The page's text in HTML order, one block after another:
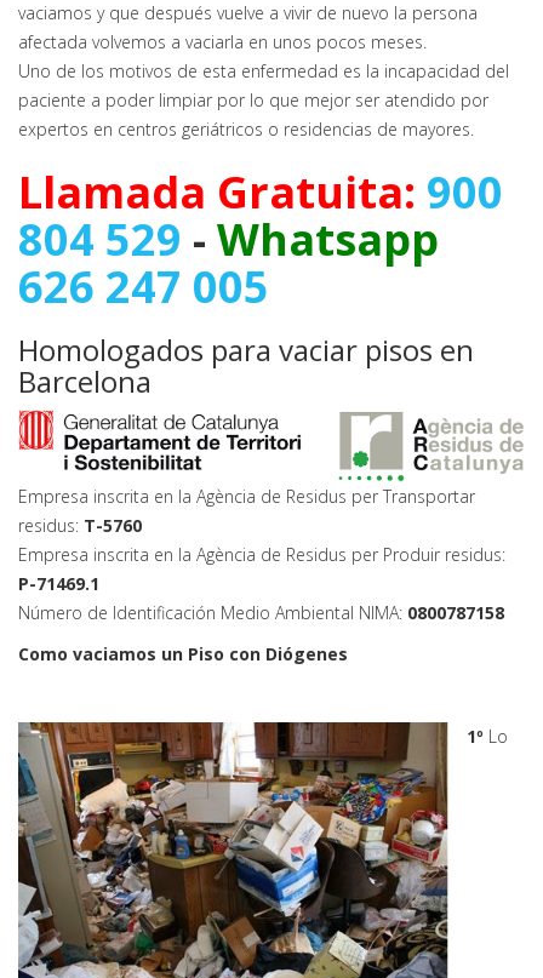
vaciamos y que después vuelve a vivir de nuevo la persona
afectada volvemos a vaciarla en unos pocos meses.
Uno de los motivos de esta enfermedad es la incapacidad del
paciente a poder limpiar por lo que mejor ser atendido por
expertos en centros geriátricos o residencias de mayores.
Llamada Gratuita: 900
804 529 - Whatsapp
626 247 005
Homologados para vaciar pisos en
Barcelona
Empresa inscrita en la Agència de Residus per Transportar
residus: T-5760
Empresa inscrita en la Agència de Residus per Produir residus:
P-71469.1
Número de Identificación Medio Ambiental NIMA: 0800787158
Como vaciamos un Piso con Diógenes
1º Lo